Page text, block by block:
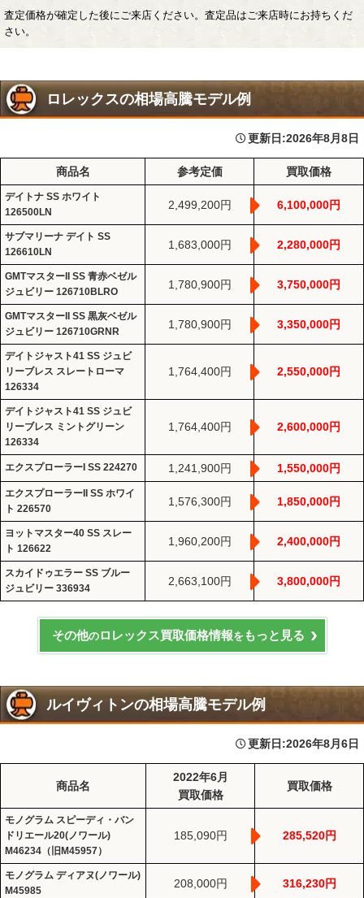
査定価格が確定した後にご来店ください。査定品はご来店時にお持ちくだ
さい。
ロレックスの相場高騰モデル例
更新日:2026年8月8日
商品名 参考定価 買取価格
デイトナ SS ホワイト
126500LN
2,499,200円 6,100,000円
サブマリーナ デイト SS
126610LN
1,683,000円 2,280,000円
GMTマスターII SS 青赤ベゼル
ジュビリー 126710BLRO
1,780,900円 3,750,000円
GMTマスターII SS 黒灰ベゼル
ジュビリー 126710GRNR
1,780,900円 3,350,000円
デイトジャスト41 SS ジュビ
リーブレス スレートローマ
126334
1,764,400円 2,550,000円
デイトジャスト41 SS ジュビ
リーブレス ミントグリーン
126334
1,764,400円 2,600,000円
エクスプローラーI SS 224270 1,241,900円 1,550,000円
エクスプローラーII SS ホワイ
ト 226570
1,576,300円 1,850,000円
ヨットマスター40 SS スレー
ト 126622
1,960,200円 2,400,000円
スカイドゥエラー SS ブルー
ジュビリー 336934
2,663,100円 3,800,000円
その他のロレックス買取価格情報をもっと見る
ルイヴィトンの相場高騰モデル例
更新日:2026年8月6日
商品名
2022年6月
買取価格
買取価格
モノグラム スピーディ・バン
ドリエール20(ノワール)
M46234（旧M45957）
185,090円 285,520円
モノグラム ディアヌ(ノワール)
M45985
208,000円 316,230円